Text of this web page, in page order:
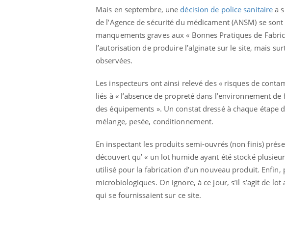
Mais en septembre, une décision de police sanitaire a
de l’Agence de sécurité du médicament (ANSM) se
manquements graves aux « Bonnes Pratiques de
l’autorisation de produire l’alginate sur le site, mais
observées.
Les inspecteurs ont ainsi relevé des « risques de
liés à « l’absence de propreté dans l’environnement
des équipements ». Un constat dressé à chaque
mélange, pesée, conditionnement.
En inspectant les produits semi-ouvrés (non finis)
découvert qu’ « un lot humide ayant été stocké
utilisé pour la fabrication d’un nouveau produit.
microbiologiques. On ignore, à ce jour, s’il s’agit de
qui se fournissaient sur ce site.
Coup de food sur le diabète, c'est votre
nouveau rendez-vous culinaire qui
bouscule les idées reçues ! Dans cet
épisode, une ...
être globalYoutube
"Les rendez-vous de la
qualité de vie au
Docteur reçoivent